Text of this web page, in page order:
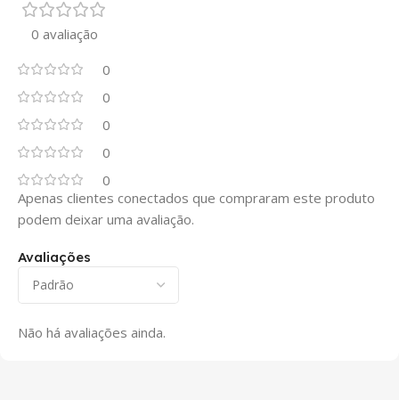
0 avaliação
0
0
0
0
0
Avaliações
Não há avaliações ainda.
Apenas clientes conectados que compraram este produto
podem deixar uma avaliação.